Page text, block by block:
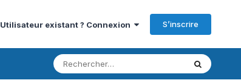
Utilisateur existant ? Connexion S’inscrire